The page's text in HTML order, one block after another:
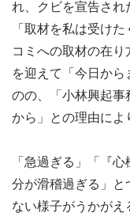
れ、クビを宣告さ
「取材を私は受け
コミへの取材の在
を迎えて「今日か
のの、「小林興起
から」との理由によ
「急過ぎる」「『
分が滑稽過ぎる」
ない様子がうかが